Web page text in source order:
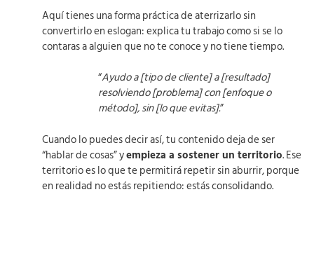
Aquí tienes una forma práctica de aterrizarlo sin
convertirlo en eslogan: explica tu trabajo como si se lo
contaras a alguien que no te conoce y no tiene tiempo.
“Ayudo a [tipo de cliente] a [resultado]
resolviendo [problema] con [enfoque o
método], sin [lo que evitas].”
Cuando lo puedes decir así, tu contenido deja de ser
“hablar de cosas” yempieza a sostener un territorio. Ese
territorio es lo que te permitirá repetir sin aburrir, porque
en realidad no estás repitiendo: estás consolidando.